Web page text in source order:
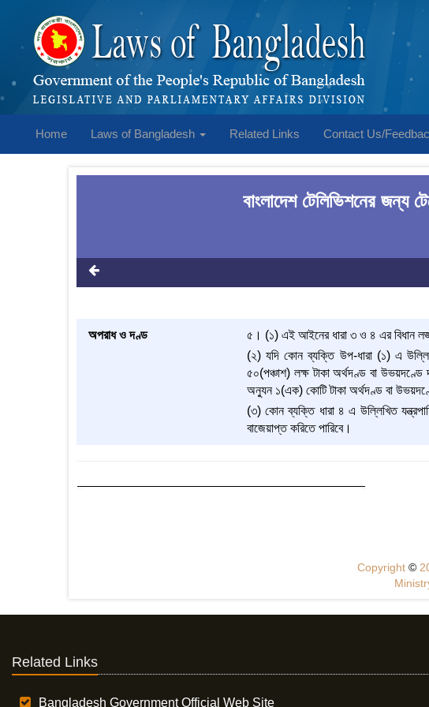
Home Laws of Bangladesh Related Links Contact Us/
বাংলাদেশ টেলিভিশনের জন্য
অপরাধ ও দণ্ড
৫। (১) এই আইনের ধারা ৩ ও ৪ এর বিধান
(২) যদি কোন ব্যক্তি উপ-ধারা (১) এ
৫০(পঞ্চাশ) লক্ষ টাকা অর্থদণ্ড বা
অন্যুন ১(এক) কোটি টাকা অর্থদণ্ড বা
(৩) কোন ব্যক্তি ধারা ৪ এ উল্লিখিত
বাজেয়াপ্ত করিতে পারিবে।
Copyright©
Related Links
Bangladesh Government Official Web Site